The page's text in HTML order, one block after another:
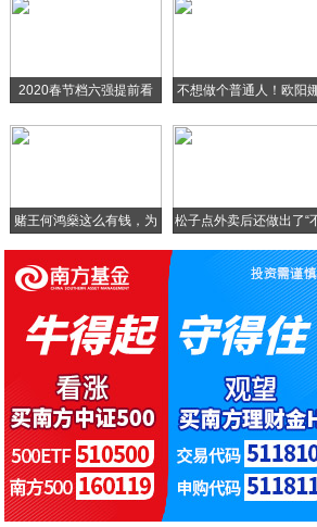
盘点手机最实用的三大隐藏功能，苹
2020春节档六强提前看
不想做个普通人！欧阳
赌王何鸿燊这么有钱，为
松子点外卖后还做出了“